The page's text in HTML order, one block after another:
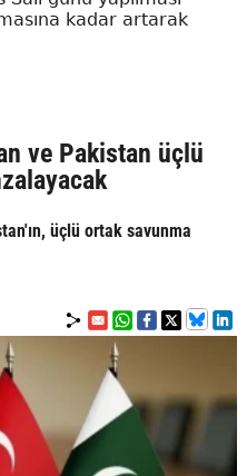
kadar artarak
ve Pakistan üçlü
üçlü ortak savunma